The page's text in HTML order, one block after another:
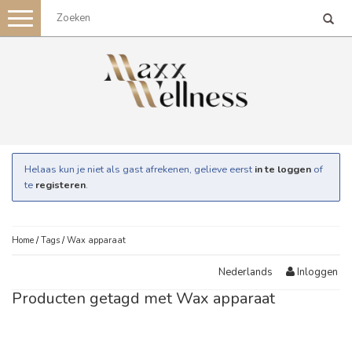
Toggle
navigation
Helaas kun je niet als gast afrekenen, gelieve eerst in te loggen of
te registeren.
Home /Tags /Wax apparaat
Nederlands Inloggen
Producten getagd met Wax apparaat